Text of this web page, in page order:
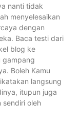
nanti tidak
menyelesaikan
dengan
Baca testi dari
blog ke
gampang
Boleh Kamu
langsung
itupun juga
sendiri oleh